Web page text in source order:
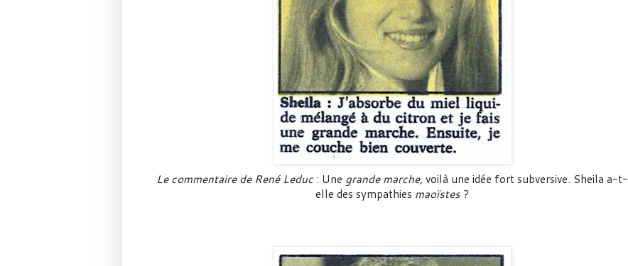
Le commentaire de René Leduc: Une grande marche, voilà une idée fort subversive. Sheila a-t-
elle des sympathies maoïstes ?